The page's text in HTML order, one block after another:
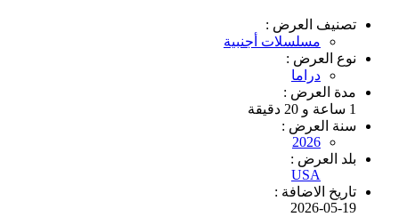
تصنيف العرض :
مسلسلات أجنبية
نوع العرض :
دراما
مدة العرض :
1 ساعة و 20 دقيقة
سنة العرض :
2026
بلد العرض :
USA
تاريخ الاضافة :
2026-05-19